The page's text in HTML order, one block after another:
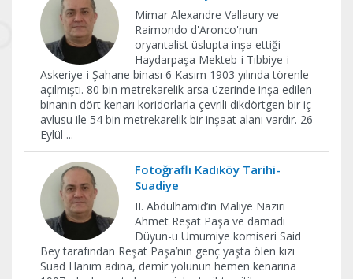
Mimar Alexandre Vallaury ve
Raimondo d'Aronco'nun
oryantalist üslupta inşa ettiği
Haydarpaşa Mekteb-i Tıbbiye-i
Askeriye-i Şahane binası 6 Kasım 1903 yılında törenle
açılmıştı. 80 bin metrekarelik arsa üzerinde inşa edilen
binanın dört kenarı koridorlarla çevrili dikdörtgen bir iç
avlusu ile 54 bin metrekarelik bir inşaat alanı vardır. 26
Eylül ...
Fotoğraflı Kadıköy Tarihi-
Suadiye
II. Abdülhamid’in Maliye Nazırı
Ahmet Reşat Paşa ve damadı
Düyun-u Umumiye komiseri Said
Bey tarafından Reşat Paşa’nın genç yaşta ölen kızı
Suad Hanım adına, demir yolunun hemen kenarına